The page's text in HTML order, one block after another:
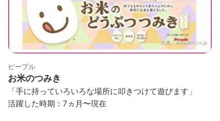
出典：amazon.co.jp
ピープル
お米のつみき
「手に持っていろいろな場所に叩きつけて遊びます」
活躍した時期：7ヵ月〜現在